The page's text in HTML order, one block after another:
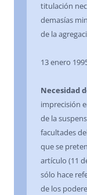
titulación
demasías
de la
13 enero
Necesidad
imprecisión
de la
facultades
que se
artículo (11
sólo hace
de los